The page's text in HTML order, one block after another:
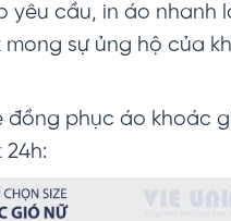
yêu cầu, in áo nhanh
mong sự ủng hộ của
đồng phục áo khoác
24h: